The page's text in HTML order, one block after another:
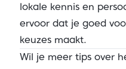
lokale kennis en
ervoor dat je goed
keuzes maakt.
Wil je meer tips over